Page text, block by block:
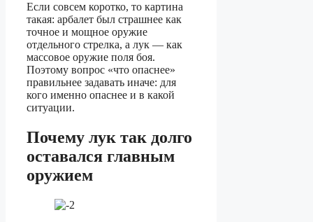
Если совсем коротко, то картина
такая: арбалет был страшнее как
точное и мощное оружие
отдельного стрелка, а лук — как
массовое оружие поля боя.
Поэтому вопрос «что опаснее»
правильнее задавать иначе: для
кого именно опаснее и в какой
ситуации.
Почему лук так долго
оставался главным
оружием